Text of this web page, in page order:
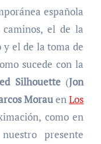
española
el de la
el de la toma de
sucede con la
Silhouette(Jon
MorauenLos
como en
presente